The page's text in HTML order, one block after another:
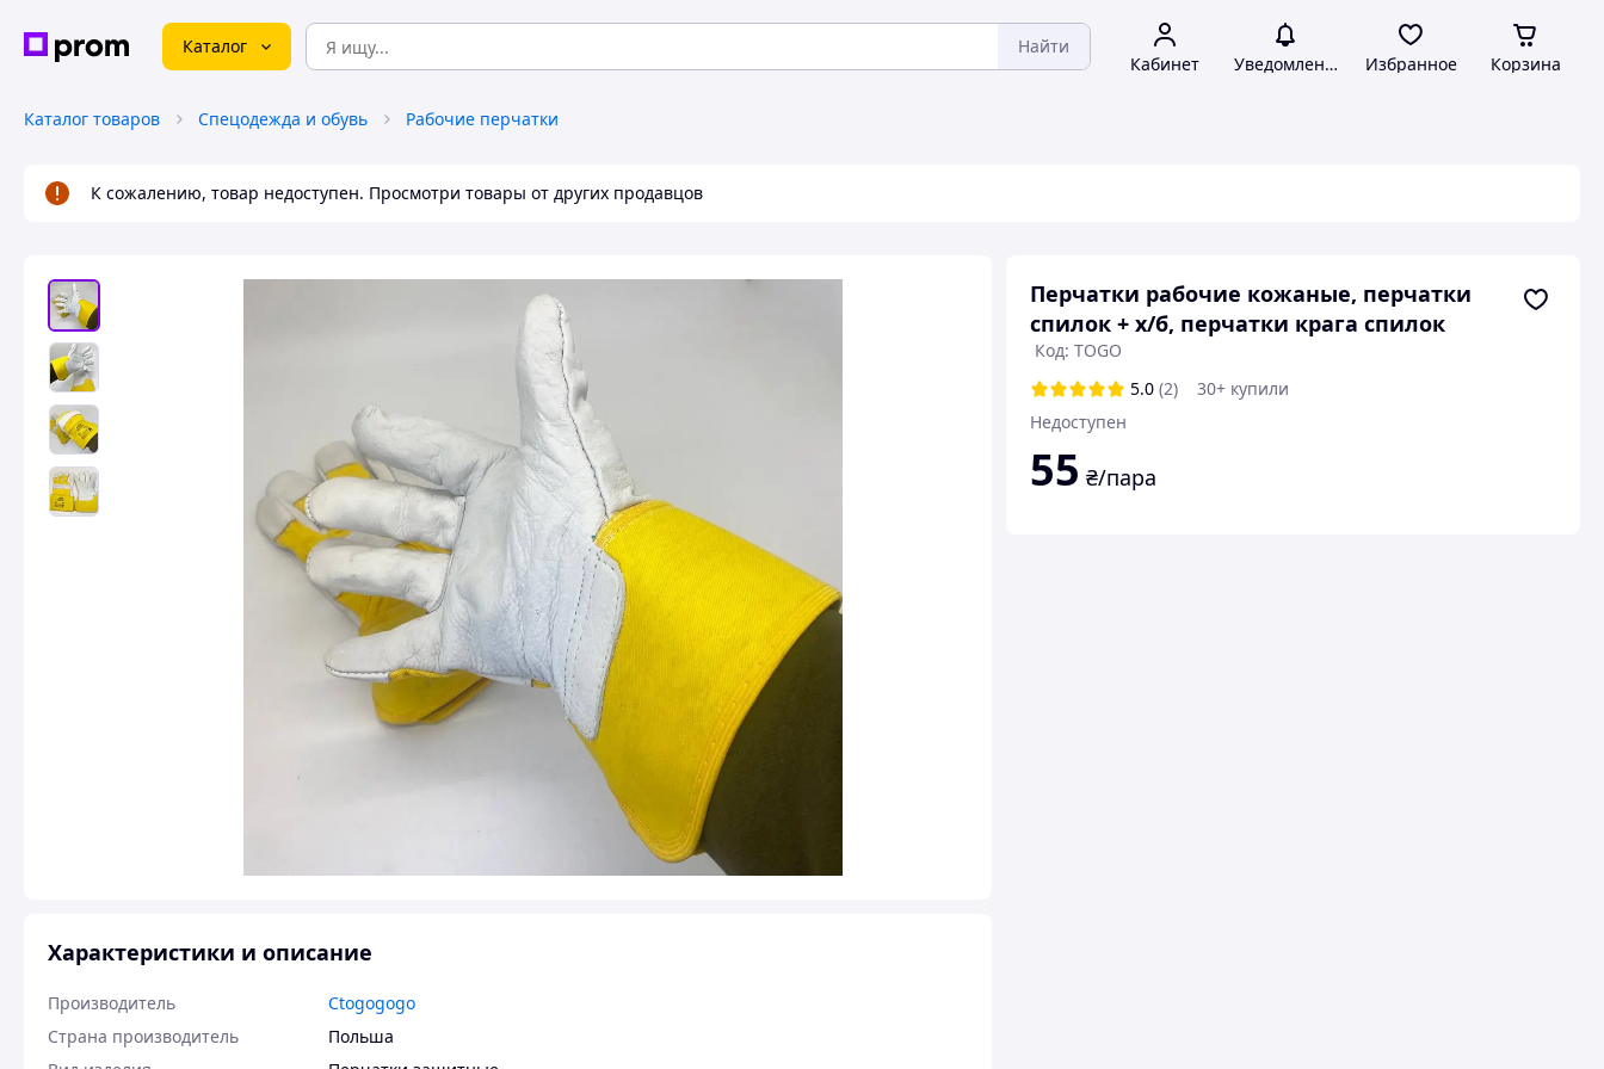
Каталог Найти
Кабинет Уведомления Избранное Корзина
Каталог товаров Спецодежда и обувь Рабочие перчатки
К сожалению, товар недоступен. Просмотри товары от других продавцов
Перчатки рабочие кожаные, перчатки
спилок + х/б, перчатки крага спилок
Код: TOGO
5.0 (2)
30+ купили
Недоступен
55 ₴/пара
Характеристики и описание
Производитель
Ctogogogo
Страна производитель
Польша